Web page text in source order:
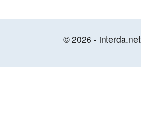
© 2026 - interda.net